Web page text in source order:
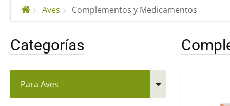
Aves Complementos y Medicamentos
Categorías
Para Aves